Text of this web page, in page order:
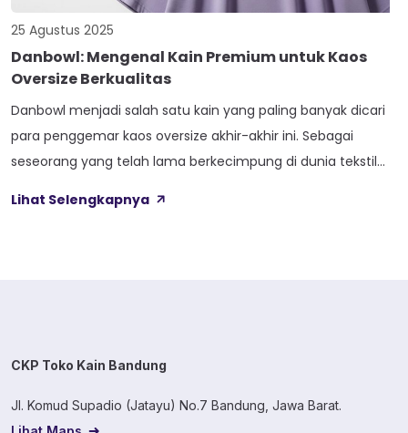
25 Agustus 2025
Danbowl: Mengenal Kain Premium untuk Kaos
Oversize Berkualitas
Danbowl menjadi salah satu kain yang paling banyak dicari
para penggemar kaos oversize akhir-akhir ini. Sebagai
seseorang yang telah lama berkecimpung di dunia tekstil
perlahan mengubah standar kualitas industri kaos Indonesia.
Lihat Selengkapnya
CKP Toko Kain Bandung
Jl. Komud Supadio (Jatayu) No.7 Bandung, Jawa Barat.